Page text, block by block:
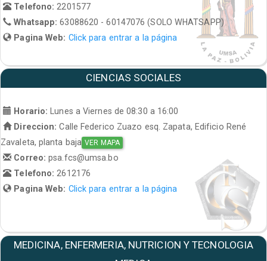
Telefono: 2201577
Whatsapp:63088620 - 60147076 (SOLO WHATSAPP)
Pagina Web: Click para entrar a la página
CIENCIAS SOCIALES
Horario:
Lunes a Viernes de 08:30 a 16:00
Direccion: Calle Federico Zuazo esq. Zapata, Edificio René
Zavaleta, planta baja VER MAPA
Correo:psa.fcs@umsa.bo
Telefono: 2612176
Pagina Web: Click para entrar a la página
MEDICINA, ENFERMERIA, NUTRICION Y TECNOLOGIA